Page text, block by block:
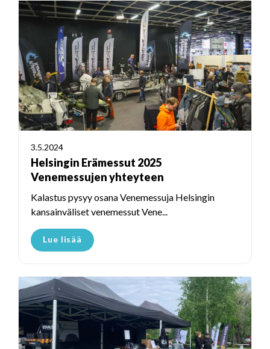
3.5.2024
Helsingin Erämessut 2025
Venemessujen yhteyteen
Kalastus pysyy osana Venemessuja Helsingin
kansainväliset venemessut Vene...
Lue lisää